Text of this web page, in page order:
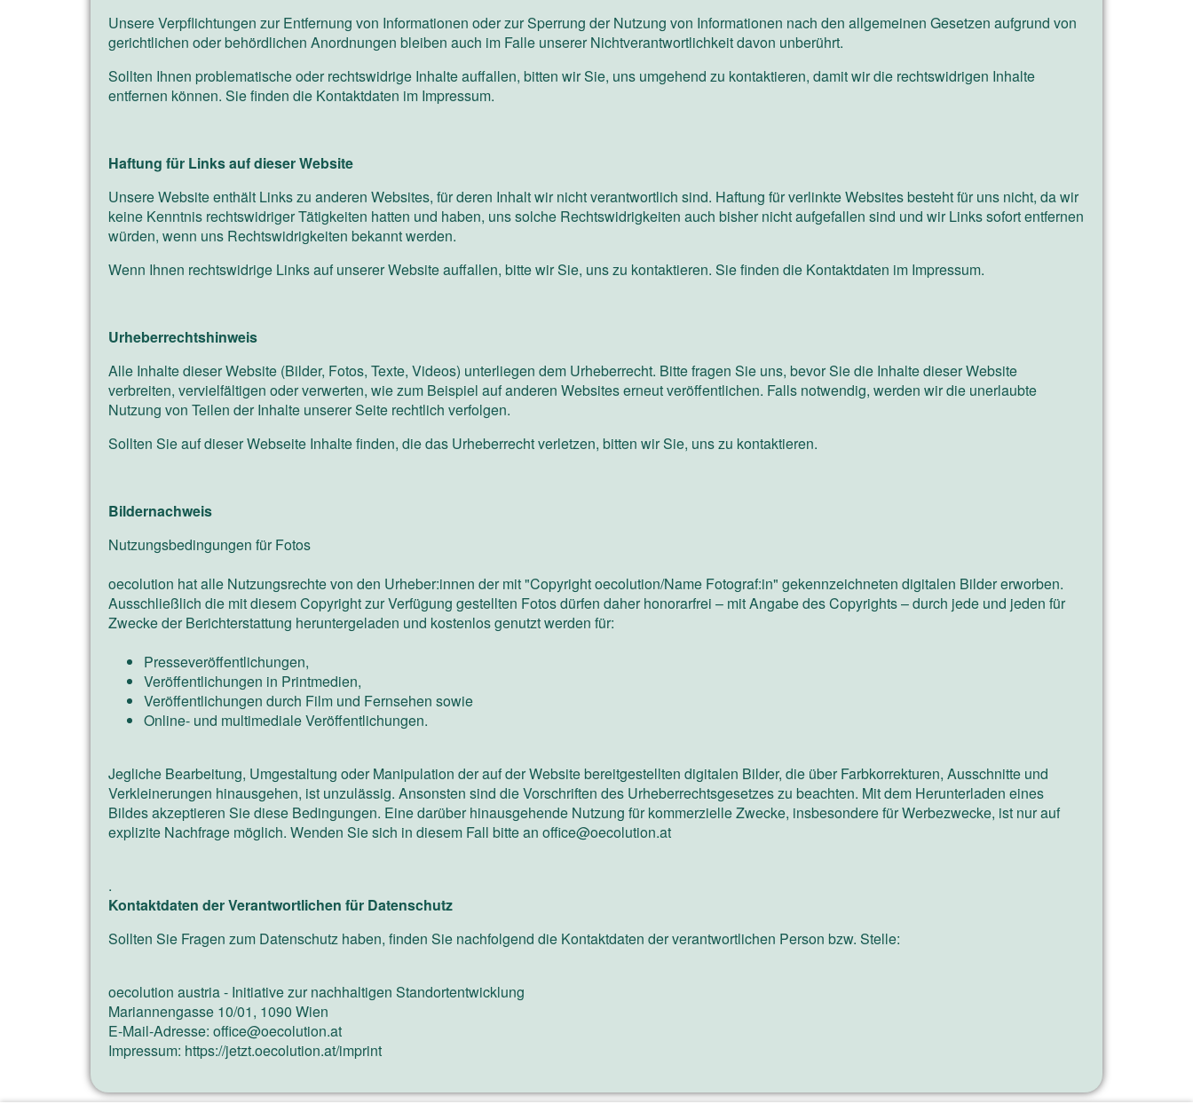
Unsere Verpflichtungen zur Entfernung von Informationen oder zur Sperrung der Nutzung von Informationen nach den allgemeinen Gesetzen aufgrund von
gerichtlichen oder behördlichen Anordnungen bleiben auch im Falle unserer Nichtverantwortlichkeit davon unberührt.
Sollten Ihnen problematische oder rechtswidrige Inhalte auffallen, bitten wir Sie, uns umgehend zu kontaktieren, damit wir die rechtswidrigen Inhalte
entfernen können. Sie finden die Kontaktdaten im Impressum.
Haftung für Links auf dieser Website
Unsere Website enthält Links zu anderen Websites, für deren Inhalt wir nicht verantwortlich sind. Haftung für verlinkte Websites besteht für uns nicht, da wir
keine Kenntnis rechtswidriger Tätigkeiten hatten und haben, uns solche Rechtswidrigkeiten auch bisher nicht aufgefallen sind und wir Links sofort entfernen
würden, wenn uns Rechtswidrigkeiten bekannt werden.
Wenn Ihnen rechtswidrige Links auf unserer Website auffallen, bitte wir Sie, uns zu kontaktieren. Sie finden die Kontaktdaten im Impressum.
Urheberrechtshinweis
Alle Inhalte dieser Website (Bilder, Fotos, Texte, Videos) unterliegen dem Urheberrecht. Bitte fragen Sie uns, bevor Sie die Inhalte dieser Website
verbreiten, vervielfältigen oder verwerten, wie zum Beispiel auf anderen Websites erneut veröffentlichen. Falls notwendig, werden wir die unerlaubte
Nutzung von Teilen der Inhalte unserer Seite rechtlich verfolgen.
Sollten Sie auf dieser Webseite Inhalte finden, die das Urheberrecht verletzen, bitten wir Sie, uns zu kontaktieren.
Bildernachweis
Nutzungsbedingungen für Fotos
oecolution hat alle Nutzungsrechte von den Urheber:innen der mit "Copyright oecolution/Name Fotograf:in" gekennzeichneten digitalen Bilder erworben.
Ausschließlich die mit diesem Copyright zur Verfügung gestellten Fotos dürfen daher honorarfrei – mit Angabe des Copyrights – durch jede und jeden für
Zwecke der Berichterstattung heruntergeladen und kostenlos genutzt werden für:
Presseveröffentlichungen,
Veröffentlichungen in Printmedien,
Veröffentlichungen durch Film und Fernsehen sowie
Online- und multimediale Veröffentlichungen.
Jegliche Bearbeitung, Umgestaltung oder Manipulation der auf der Website bereitgestellten digitalen Bilder, die über Farbkorrekturen, Ausschnitte und
Verkleinerungen hinausgehen, ist unzulässig. Ansonsten sind die Vorschriften des Urheberrechtsgesetzes zu beachten. Mit dem Herunterladen eines
Bildes akzeptieren Sie diese Bedingungen. Eine darüber hinausgehende Nutzung für kommerzielle Zwecke, insbesondere für Werbezwecke, ist nur auf
explizite Nachfrage möglich. Wenden Sie sich in diesem Fall bitte an office@oecolution.at
.
Kontaktdaten der Verantwortlichen für Datenschutz
Sollten Sie Fragen zum Datenschutz haben, finden Sie nachfolgend die Kontaktdaten der verantwortlichen Person bzw. Stelle:
oecolution austria - Initiative zur nachhaltigen Standortentwicklung
Mariannengasse 10/01, 1090 Wien
E-Mail-Adresse: office@oecolution.at
Impressum: https://jetzt.oecolution.at/imprint